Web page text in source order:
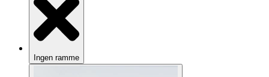
Ingen ramme